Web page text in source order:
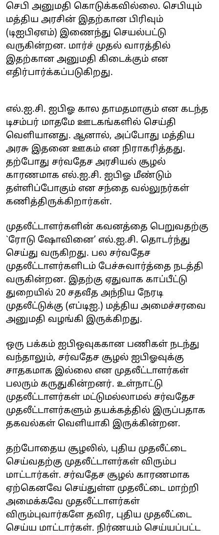
செபி அனுமதி கொடுக்கவில்லை. செபியும்
மத்திய அரசின் இதற்கான பிரிவும்
(டிஐபிஏஎம்) இணைந்து செயல்பட்டு
வருகின்றன. மார்ச் முதல் வாரத்தில்
இதற்கான அனுமதி கிடைக்கும் என
எதிர்பார்க்கப்படுகிறது.
எல்.ஐ.சி. ஐபிஓ கால தாமதமாகும் என கடந்த
டிசம்பர் மாதமே ஊடகங்களில் செய்தி
வெளியானது. ஆனால், அப்போது மத்திய
அரசு இதனை ஊகம் என நிராகரித்தது.
தற்போது சர்வதேச அரசியல் சூழல்
காரணமாக எல்.ஐ.சி. ஐபிஓ மீண்டும்
தள்ளிப்போகும் என சந்தை வல்லுநர்கள்
கணித்திருக்கிறார்கள்.
முதலீட்டாளர்களின் கவனத்தை பெறுவதற்கு
`ரோடு ஷோவினை’ எல்.ஐ.சி. தொடர்ந்து
செய்து வருகிறது. பல சர்வதேச
முதலீட்டாளர்களிடம் பேச்சுவார்த்தை நடத்தி
வருகின்றன. இதற்கு ஏதுவாக காப்பீட்டு
துறையில் 20 சதவீத அந்நிய நேரடி
முதலீட்டுக்கு (எப்டிஐ.) மத்திய அமைச்சரவை
அனுமதி வழங்கி இருக்கிறது.
ஒரு பக்கம் ஐபிஒவுககான பணிகள் நடந்து
வந்தாலும், சர்வதேச சூழல் ஐபிஓவுக்கு
சாதகமாக இல்லை என முதலீட்டாளர்கள்
பலரும் கருதுகின்றனர். உள்நாட்டு
முதலீட்டாளர்கள் மட்டுமல்லாமல் சர்வதேச
முதலீட்டாளர்களும் தயக்கத்தில் இருப்பதாக
தகவல்கள் வெளியாகி இருக்கின்றன.
தற்போதைய சூழலில், புதிய முதலீட்டை
செய்வதற்கு முதலீட்டாளர்கள் விரும்ப
மாட்டார்கள். சர்வதேச சூழல் காரணமாக
ஏற்கெனவே செய்துள்ள முதலீட்டை மாற்றி
அமைக்கவே முதலீட்டாளர்கள்
விரும்புவார்களே தவிர, புதிய முதலீட்டை
செய்ய மாட்டார்கள். நிர்ணயம் செய்யப்பட்ட